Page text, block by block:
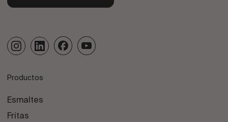
Productos
Esmaltes
Fritas